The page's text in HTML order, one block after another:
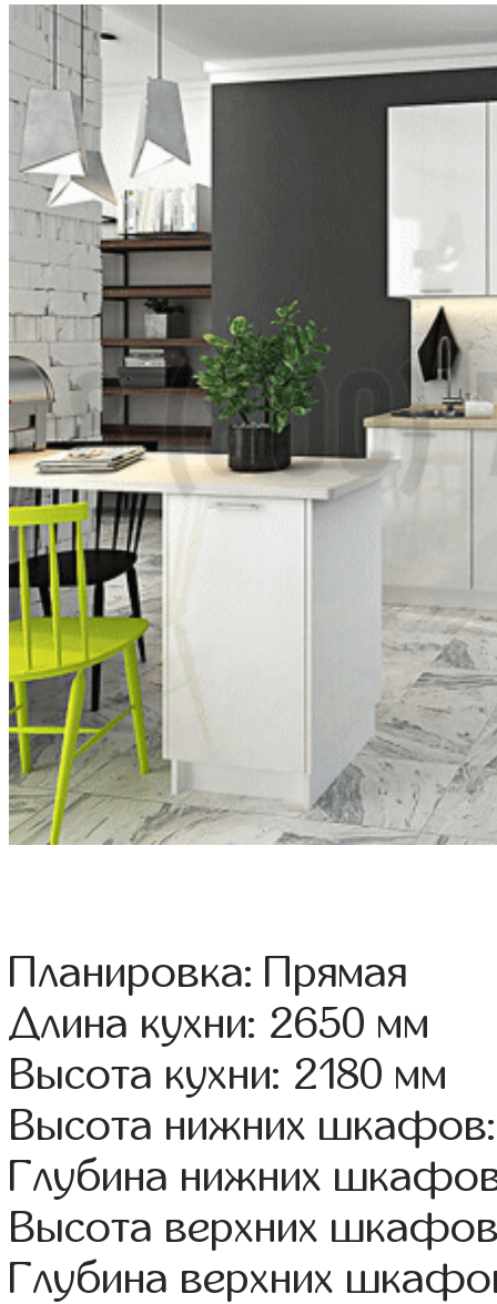
Планировка: Прямая
Длина кухни: 2650 мм
Высота кухни: 2180 мм
Высота нижних
Глубина нижних
Высота верхних
Глубина верхних